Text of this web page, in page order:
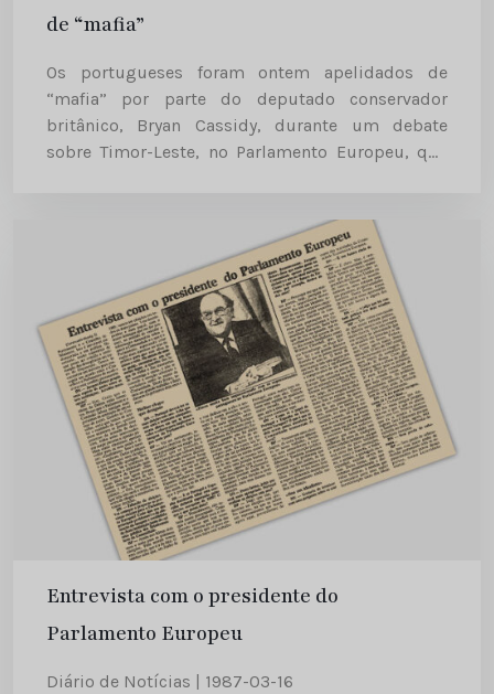
de “mafia”
Os portugueses foram ontem apelidados de
“mafia” por parte do deputado conservador
britânico, Bryan Cassidy, durante um debate
sobre Timor-Leste, no Parlamento Europeu, que
Entrevista com o presidente do
Parlamento Europeu
Diário de Notícias | 1987-03-16